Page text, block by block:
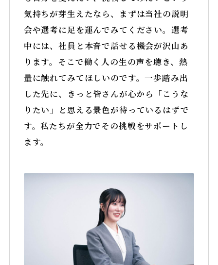
気持ちが芽生えたなら、まずは当社の説明
会や選考に足を運んでみてください。選考
中には、社員と本音で話せる機会が沢山あ
ります。そこで働く人の生の声を聴き、熱
量に触れてみてほしいのです。一歩踏み出
した先に、きっと皆さんが心から「こうな
りたい」と思える景色が待っているはずで
す。私たちが全力でその挑戦をサポートし
ます。